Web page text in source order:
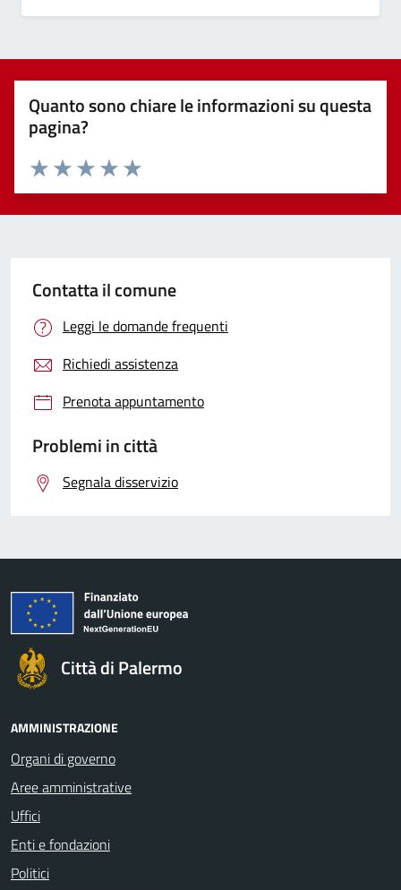
Quanto sono chiare le informazioni su questa
pagina?
Valuta 5 stelle su 5
Valuta 4 stelle su 5
Valuta 3 stelle su 5
Valuta 2 stelle su 5
Valuta 1 stelle su 5
Contatta il comune
Leggi le domande frequenti
Richiedi assistenza
Prenota appuntamento
Problemi in città
Segnala disservizio
Città di Palermo
AMMINISTRAZIONE
Organi di governo
Aree amministrative
Uffici
Enti e fondazioni
Politici